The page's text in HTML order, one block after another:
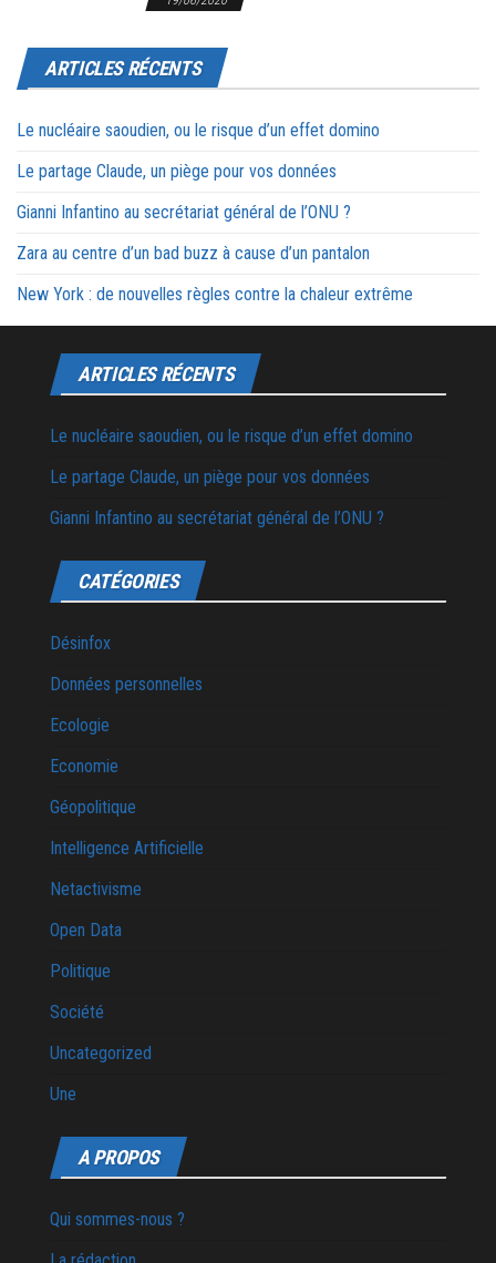
ARTICLES RÉCENTS
Le nucléaire saoudien, ou le risque d’un effet domino
Le partage Claude, un piège pour vos données
Gianni Infantino au secrétariat général de l’ONU ?
Zara au centre d’un bad buzz à cause d’un pantalon
New York : de nouvelles règles contre la chaleur extrême
ARTICLES RÉCENTS
Le nucléaire saoudien, ou le risque d’un effet domino
Le partage Claude, un piège pour vos données
Gianni Infantino au secrétariat général de l’ONU ?
CATÉGORIES
Désinfox
Données personnelles
Ecologie
Economie
Géopolitique
Intelligence Artificielle
Netactivisme
Open Data
Politique
Société
Uncategorized
Une
A PROPOS
Qui sommes-nous ?